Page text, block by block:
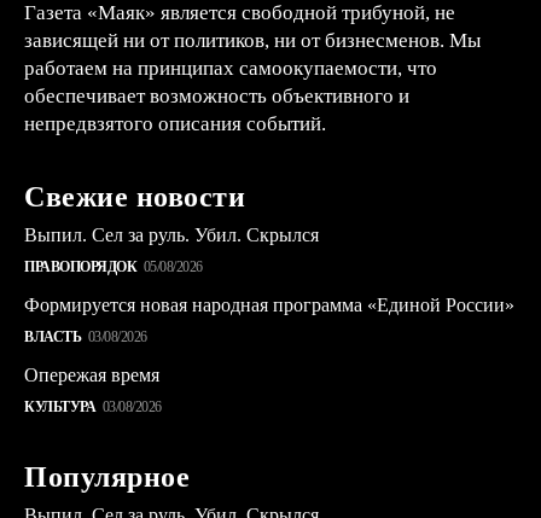
Газета «Маяк» является свободной трибуной, не
зависящей ни от политиков, ни от бизнесменов. Мы
работаем на принципах самоокупаемости, что
обеспечивает возможность объективного и
непредвзятого описания событий.
Свежие новости
Выпил. Сел за руль. Убил. Скрылся
ПРАВОПОРЯДОК 05/08/2026
Формируется новая народная программа «Единой России»
ВЛАСТЬ 03/08/2026
Опережая время
КУЛЬТУРА 03/08/2026
Популярное